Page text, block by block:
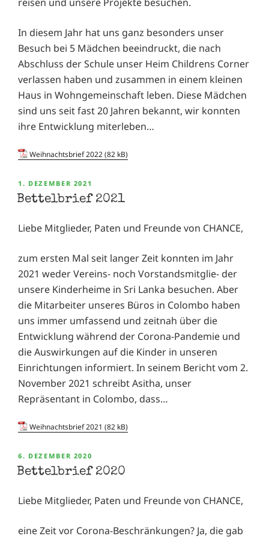
reisen und unsere Projekte besuchen.
In diesem Jahr hat uns ganz besonders unser
Besuch bei 5 Mädchen beeindruckt, die nach
Abschluss der Schule unser Heim Childrens Corner
verlassen haben und zusammen in einem kleinen
Haus in Wohngemeinschaft leben. Diese Mädchen
sind uns seit fast 20 Jahren bekannt, wir konnten
ihre Entwicklung miterleben…
Weihnachtsbrief 2022
VERÖFFENTLICHT
AM
1. DEZEMBER 2021
Bettelbrief 2021
Liebe Mitglieder, Paten und Freunde von CHANCE,
zum ersten Mal seit langer Zeit konnten im Jahr
2021 weder Vereins- noch Vorstandsmitglie- der
unsere Kinderheime in Sri Lanka besuchen. Aber
die Mitarbeiter unseres Büros in Colombo haben
uns immer umfassend und zeitnah über die
Entwicklung während der Corona-Pandemie und
die Auswirkungen auf die Kinder in unseren
Einrichtungen informiert. In seinem Bericht vom 2.
November 2021 schreibt Asitha, unser
Repräsentant in Colombo, dass…
Weihnachtsbrief 2021
VERÖFFENTLICHT
AM
6. DEZEMBER 2020
Bettelbrief 2020
Liebe Mitglieder, Paten und Freunde von CHANCE,
eine Zeit vor Corona-Beschränkungen? Ja, die gab